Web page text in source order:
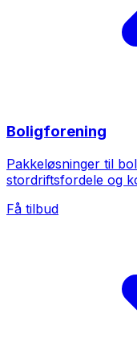
Boligforening
Pakkeløsninger til
stordriftsfordele og
Få tilbud